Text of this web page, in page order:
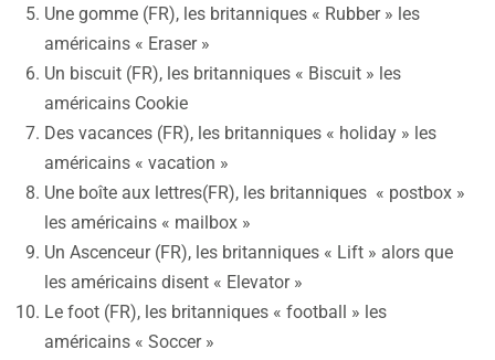
Une gomme (FR), les britanniques « Rubber » les
américains « Eraser »
Un biscuit (FR), les britanniques « Biscuit » les
américains Cookie
Des vacances (FR), les britanniques « holiday » les
américains « vacation »
Une boîte aux lettres(FR), les britanniques « postbox »
les américains « mailbox »
Un Ascenceur (FR), les britanniques « Lift » alors que
les américains disent « Elevator »
Le foot (FR), les britanniques « football » les
américains « Soccer »